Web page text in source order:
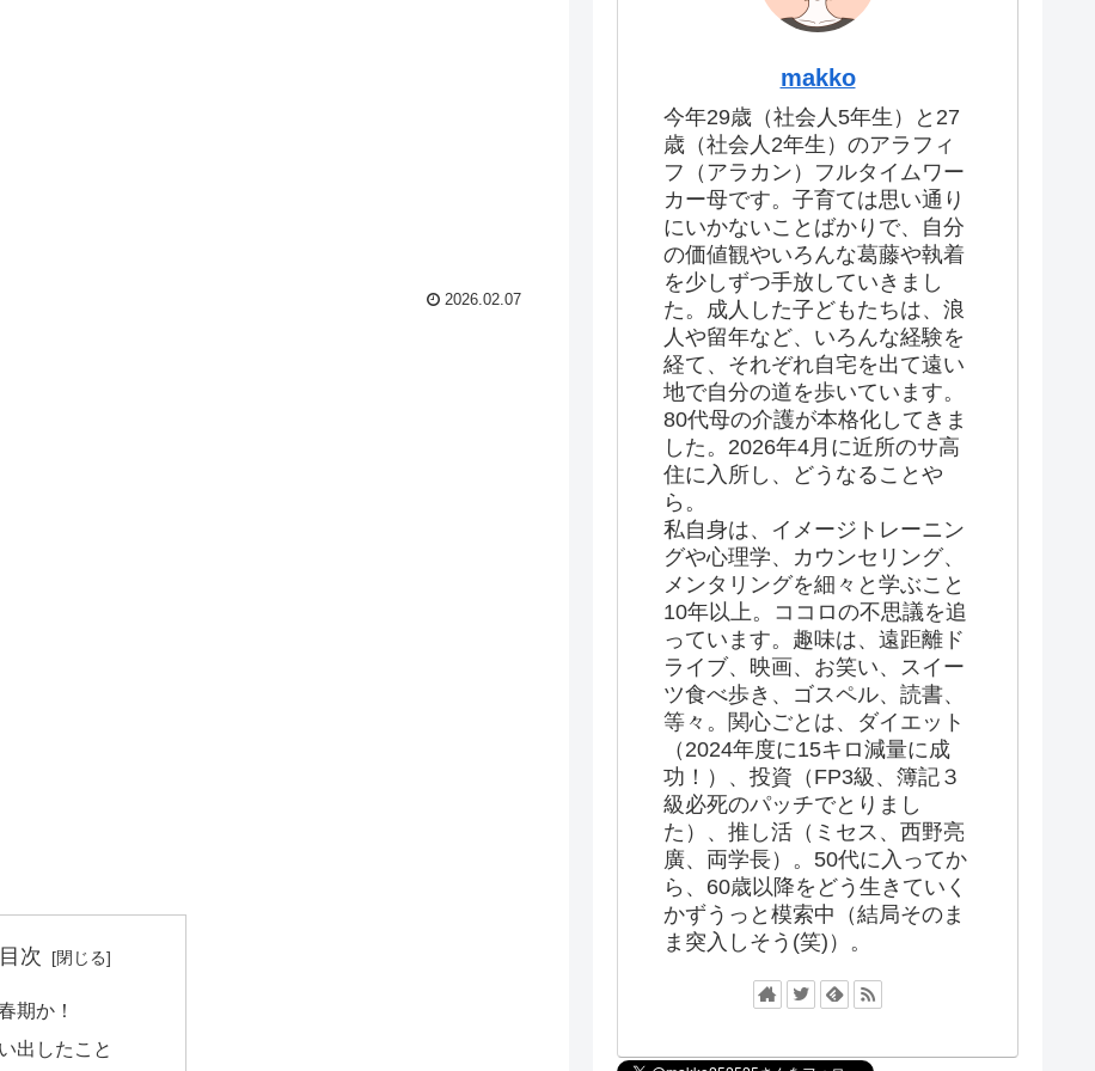
2026.02.07
目次
期か！
出したこと
makko
今年29歳（社会人5年生）と27
歳（社会人2年生）のアラフィ
フ（アラカン）フルタイムワー
カー母です。子育ては思い通り
にいかないことばかりで、自分
の価値観やいろんな葛藤や執着
を少しずつ手放していきまし
た。成人した子どもたちは、浪
人や留年など、いろんな経験を
経て、それぞれ自宅を出て遠い
地で自分の道を歩いています。
80代母の介護が本格化してきま
した。2026年4月に近所のサ高
住に入所し、どうなることや
ら。
私自身は、イメージトレーニン
グや心理学、カウンセリング、
メンタリングを細々と学ぶこと
10年以上。ココロの不思議を追
っています。趣味は、遠距離ド
ライブ、映画、お笑い、スイー
ツ食べ歩き、ゴスペル、読書、
等々。関心ごとは、ダイエット
（2024年度に15キロ減量に成
功！）、投資（FP3級、簿記３
級必死のパッチでとりまし
た）、推し活（ミセス、西野亮
廣、両学長）。50代に入ってか
ら、60歳以降をどう生きていく
かずうっと模索中（結局そのま
ま突入しそう(笑)）。